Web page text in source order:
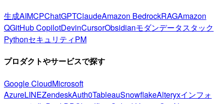
生成AIMCPChatGPTClaudeAmazon BedrockRAGAmazon
QGitHub CopilotDevinCursorObsidianモダンデータスタック
PythonセキュリティPM
プロダクトやサービスで探す
Google CloudMicrosoft
AzureLINEZendeskAuth0TableauSnowflakeAlteryxインフォ